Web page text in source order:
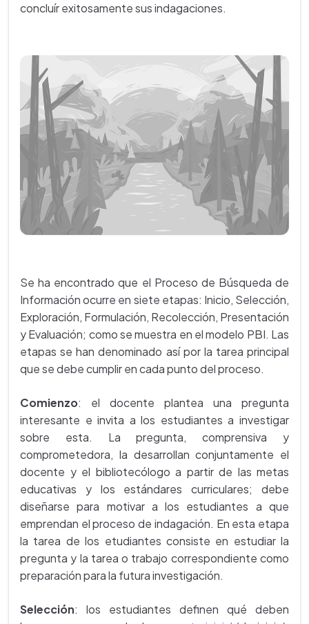
concluír exitosamente sus indagaciones.
Se ha encontrado que el Proceso de Búsqueda de
Información ocurre en siete etapas: Inicio, Selección,
Exploración, Formulación, Recolección, Presentación
y Evaluación; como se muestra en el modelo PBI. Las
etapas se han denominado así por la tarea principal
que se debe cumplir en cada punto del proceso.
Comienzo: el docente plantea una pregunta
interesante e invita a los estudiantes a investigar
sobre esta. La pregunta, comprensiva y
comprometedora, la desarrollan conjuntamente el
docente y el bibliotecólogo a partir de las metas
educativas y los estándares curriculares; debe
diseñarse para motivar a los estudiantes a que
emprendan el proceso de indagación. En esta etapa
la tarea de los etudiantes consiste en estudiar la
pregunta y la tarea o trabajo correspondiente como
preparación para la futura investigación.
Selección: los estudiantes definen qué deben